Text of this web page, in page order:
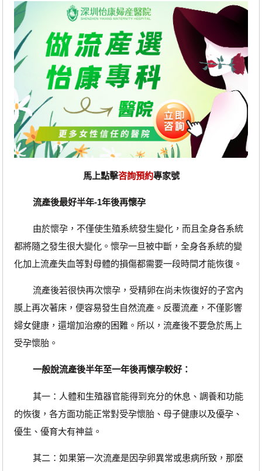
馬上點擊咨詢預約專家號
流產後最好半年-1年後再懷孕
由於懷孕，不僅使生殖系統發生變化，而且全身各系統
都將隨之發生很大變化。懷孕一旦被中斷，全身各系統的變
化加上流產失血等對母體的損傷都需要一段時間才能恢復。
流產後若很快再次懷孕，受精卵在尚未恢復好的子宮內
膜上再次著床，便容易發生自然流產。反覆流產，不僅影響
婦女健康，還增加治療的困難。所以，流產後不要急於馬上
受孕懷胎。
一般說流產後半年至一年後再懷孕較好：
其一：人體和生殖器官能得到充分的休息、調養和功能
的恢復，各方面功能正常對受孕懷胎、母子健康以及優孕、
優生、優育大有神益。
其二：如果第一次流產是因孕卵異常或患病所致，那麼